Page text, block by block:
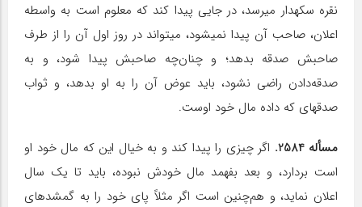
نقره سکه‎دار می‎رسد، در جایی پیدا کند که معلوم است به واسطه
اعلان، صاحب آن پیدا نمی‎شود، می‎تواند در روز اول آن را از طرف
صاحبش صدقه بدهد؛ و چنان‌چه صاحبش پیدا شود، و به
صدقه‌دادن راضی نشود، باید عوض آن را به او بدهد، و ثواب
صدقه‎ای که داده مال خود اوست.
مسأله 2584.
اگر چیزی را پیدا کند و به خیال این که مال خود او
است بردارد، و بعد بفهمد مال خودش نبوده، باید تا یک سال
اعلان نماید، و هم‌چنین است اگر مثلاً پای خود را به گمشده‎ای